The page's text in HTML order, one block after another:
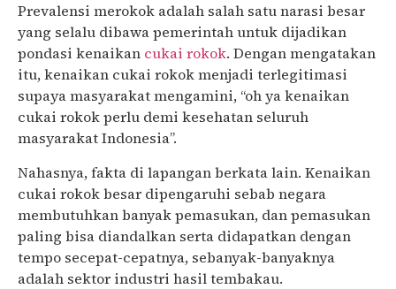
Prevalensi merokok adalah salah satu narasi besar
yang selalu dibawa pemerintah untuk dijadikan
pondasi kenaikan cukai rokok. Dengan mengatakan
itu, kenaikan cukai rokok menjadi terlegitimasi
supaya masyarakat mengamini, “oh ya kenaikan
cukai rokok perlu demi kesehatan seluruh
masyarakat Indonesia”.
Nahasnya, fakta di lapangan berkata lain. Kenaikan
cukai rokok besar dipengaruhi sebab negara
membutuhkan banyak pemasukan, dan pemasukan
paling bisa diandalkan serta didapatkan dengan
tempo secepat-cepatnya, sebanyak-banyaknya
adalah sektor industri hasil tembakau.